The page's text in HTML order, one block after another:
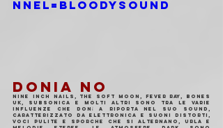
nnel=BloodySound
DONIA NO
Nine Inch Nails, The Soft Moon, Fever Ray, Bones
UK, Subsonica e molti altri sono tra le varie
influenze che Donı̈ a riporta nel suo sound,
caratterizzato da elettronica e suoni distorti,
voci pulite e sporche che si alternano, urla e